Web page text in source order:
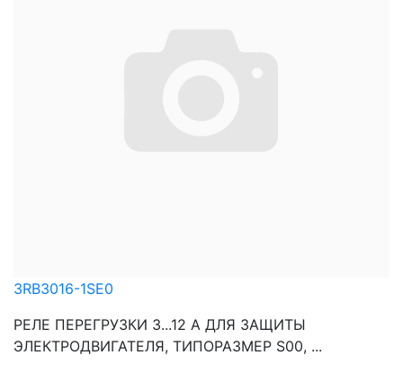
3RB3016-1SE0
РЕЛЕ ПЕРЕГРУЗКИ 3...12 A ДЛЯ ЗАЩИТЫ
ЭЛЕКТРОДВИГАТЕЛЯ, ТИПОРАЗМЕР S00, ...